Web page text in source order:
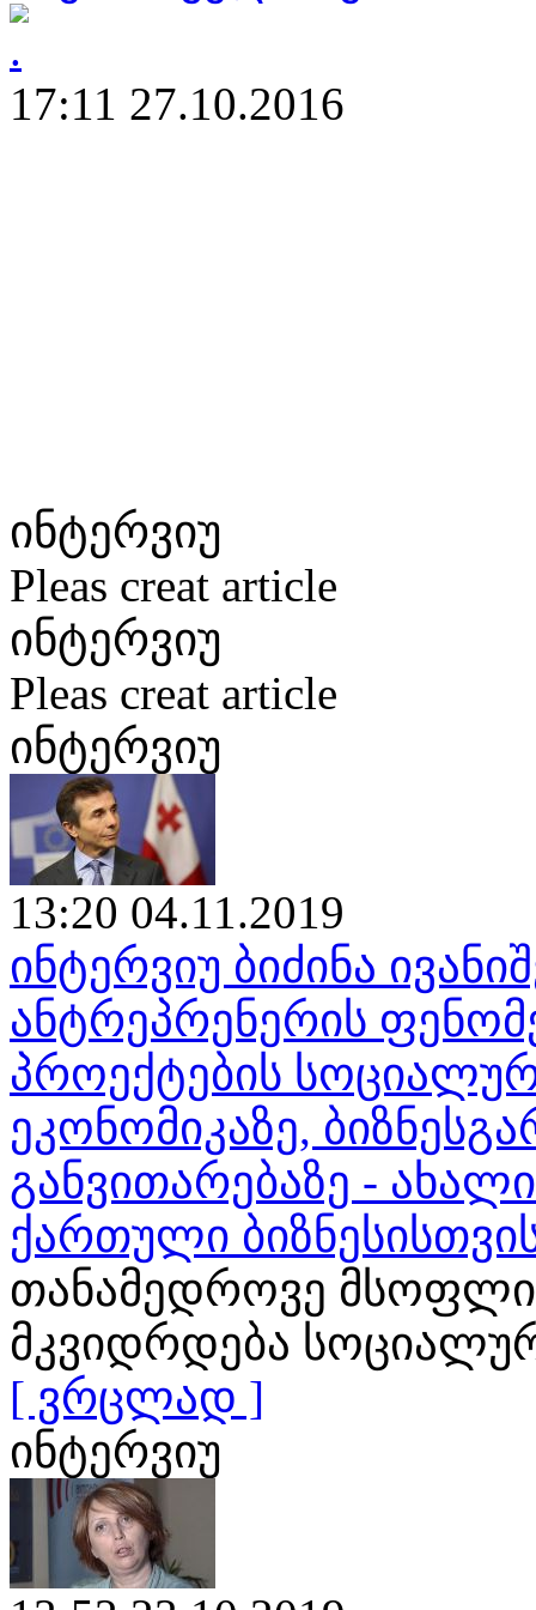
17:11 27.10.2016
ინტერვიუ
Pleas creat article
ინტერვიუ
Pleas creat article
ინტერვიუ
13:20 04.11.2019
ინტერვიუ ბიძინა
ანტრეპრენერის
პროექტების
ეკონომიკაზე,
განვითარებაზე -
ქართული
თანამედროვე
მკვიდრდება
[ ვრცლად ]
ინტერვიუ